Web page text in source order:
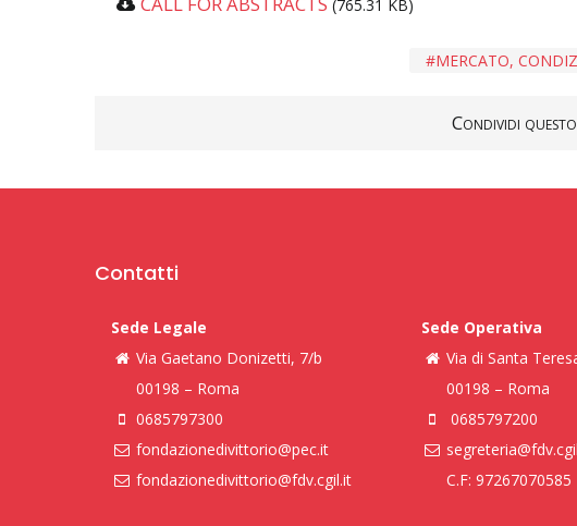
(765.31 KB)
MERCATO,
Condividi
Contatti
Sede Legale
Via Gaetano Donizetti, 7/b
00198 – Roma
0685797300
fondazionedivittorio@pec.it
fondazionedivittorio@fdv.cgil.it
Sede Operativa
Via di Santa
00198 – Roma
0685797200
C.F: 97267070585